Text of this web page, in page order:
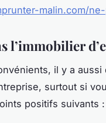
malin.com/
l’immobilier
il y a aussi
surtout si
positifs suivants :